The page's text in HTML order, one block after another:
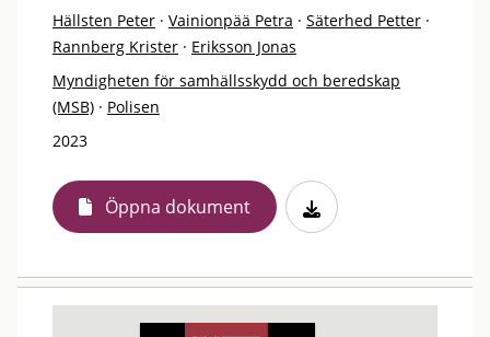
Hällsten Peter · Vainionpää Petra · Säterhed Petter ·
Rannberg Krister · Eriksson Jonas
Myndigheten för samhällsskydd och beredskap
(MSB) · Polisen
2023
Öppna dokument